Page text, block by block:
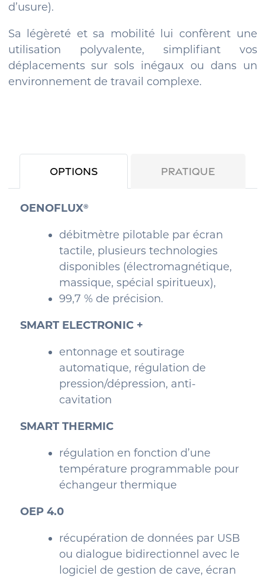
d’usure).
Sa légèreté et sa mobilité lui confèrent une
utilisation polyvalente, simplifiant vos
déplacements sur sols inégaux ou dans un
environnement de travail complexe.
Options Pratique
OENOFLUX®
débitmètre pilotable par écran
tactile, plusieurs technologies
disponibles (électromagnétique,
massique, spécial spiritueux),
99,7 % de précision.
SMART ELECTRONIC +
entonnage et soutirage
automatique, régulation de
pression/dépression, anti-
cavitation
SMART THERMIC
régulation en fonction d’une
température programmable pour
échangeur thermique
OEP 4.0
récupération de données par USB
ou dialogue bidirectionnel avec le
logiciel de gestion de cave, écran